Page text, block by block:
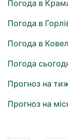
Погода в
Погода в
Погода в
Погода
Прогноз на
Прогноз на